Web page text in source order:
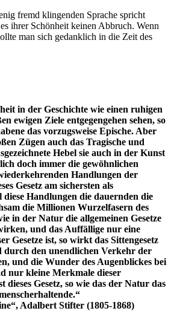
fremd klingenden Sprache spricht
ihrer Schönheit keinen Abbruch. Wenn
man sich gedanklich in die Zeit des
in der Geschichte wie einen ruhigen
ewigen Ziele entgegengehen sehen, so
das vorzugsweise Epische. Aber
Zügen auch das Tragische und
Hebel sie auch in der Kunst
doch immer die gewöhnlichen
Handlungen der
Gesetz am sichersten als
Handlungen die dauernden die
die Millionen Wurzelfasern des
in der Natur die allgemeinen Gesetze
und das Auffällige nur eine
Gesetze ist, so wirkt das Sittengesetz
durch den unendlichen Verkehr der
und die Wunder des Augenblickes bei
nur kleine Merkmale dieser
dieses Gesetz, so wie das der Natur das
Adalbert Stifter (1805-1868)